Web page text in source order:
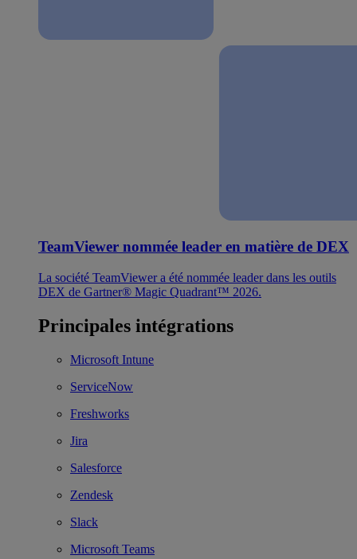
TeamViewer nommée leader en matière de DEX
La société TeamViewer a été nommée leader dans les outils
DEX de Gartner® Magic Quadrant™ 2026.
Principales intégrations
Microsoft Intune
ServiceNow
Freshworks
Jira
Salesforce
Zendesk
Slack
Microsoft Teams